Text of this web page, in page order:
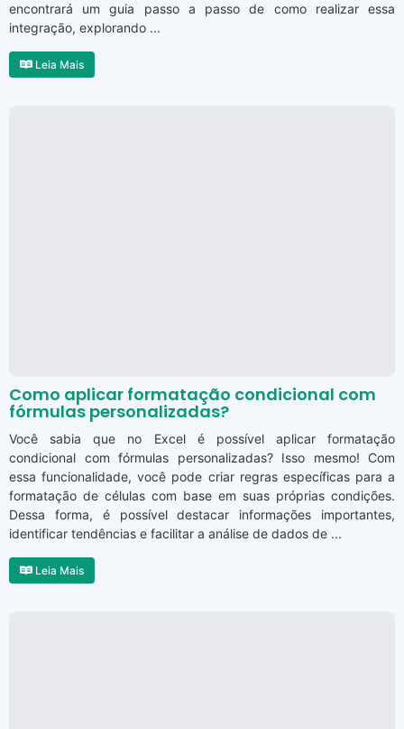
encontrará um guia passo a passo de como realizar essa
integração, explorando ...
Leia Mais
Como aplicar formatação condicional com
fórmulas personalizadas?
Você sabia que no Excel é possível aplicar formatação
condicional com fórmulas personalizadas? Isso mesmo! Com
essa funcionalidade, você pode criar regras específicas para a
formatação de células com base em suas próprias condições.
Dessa forma, é possível destacar informações importantes,
identificar tendências e facilitar a análise de dados de ...
Leia Mais